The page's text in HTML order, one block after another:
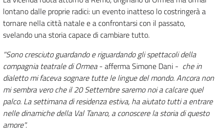
lontano dalle proprie radici: un evento inatteso lo costringerà a
tornare nella città natale e a confrontarsi con il passato,
svelando una storia capace di cambiare tutto.
"Sono cresciuto guardando e riguardando gli spettacoli della
compagnia teatrale di Ormea- afferma Simone Dani - che in
dialetto mi faceva sognare tutte le lingue del mondo. Ancora non
mi sembra vero che il 20 Settembre saremo noi a calcare quel
palco. La settimana di residenza estiva, ha aiutato tutti a entrare
nelle dinamiche della Val Tanaro, a conoscere la storia di questo
amore".